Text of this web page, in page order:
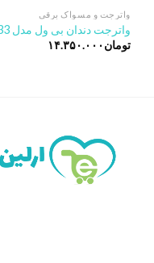
واترجت و مسواک برقی
واترجت دندان بی ول مدل WI-933
تومان۱۴.۳۵۰.۰۰۰